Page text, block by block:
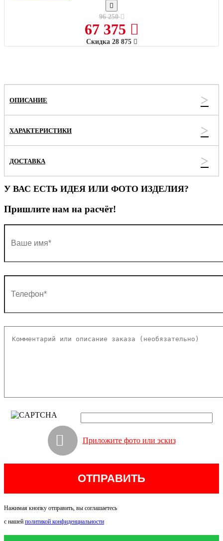
96 250
67 375
Скидка 28 875
ОПИСАНИЕ
ХАРАКТЕРИСТИКИ
ДОСТАВКА
У ВАС ЕСТЬ ИДЕЯ ИЛИ ФОТО ИЗДЕЛИЯ?
Пришлите нам на расчёт!
Приложите фото или эскиз
Нажимая кнопку отправить, вы соглашаетесь
с нашей политикой конфиденциальности